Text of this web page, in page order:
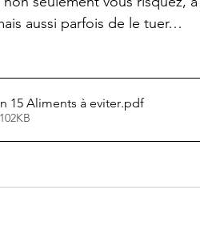
aussi parfois de le tuer…
15 Aliments à eviter.pdf